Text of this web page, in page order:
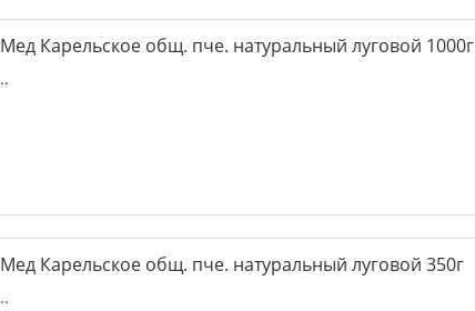
Мед Карельское общ. пче. натуральный луговой 1000г
..
Мед Карельское общ. пче. натуральный луговой 350г
..